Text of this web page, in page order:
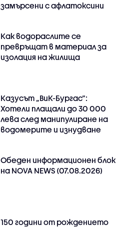
замърсени с афлатоксини
Как водораслите се
превръщат в материал за
изолация на жилища
Казусът „ВиК-Бургас“:
Хотели плащали до 30 000
лева след манипулиране на
водомерите и изнудване
Обеден информационен блок
на NOVA NEWS (07.08.2026)
150 години от рождението